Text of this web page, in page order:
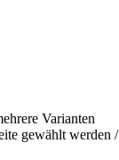
Varianten
gewählt werden/